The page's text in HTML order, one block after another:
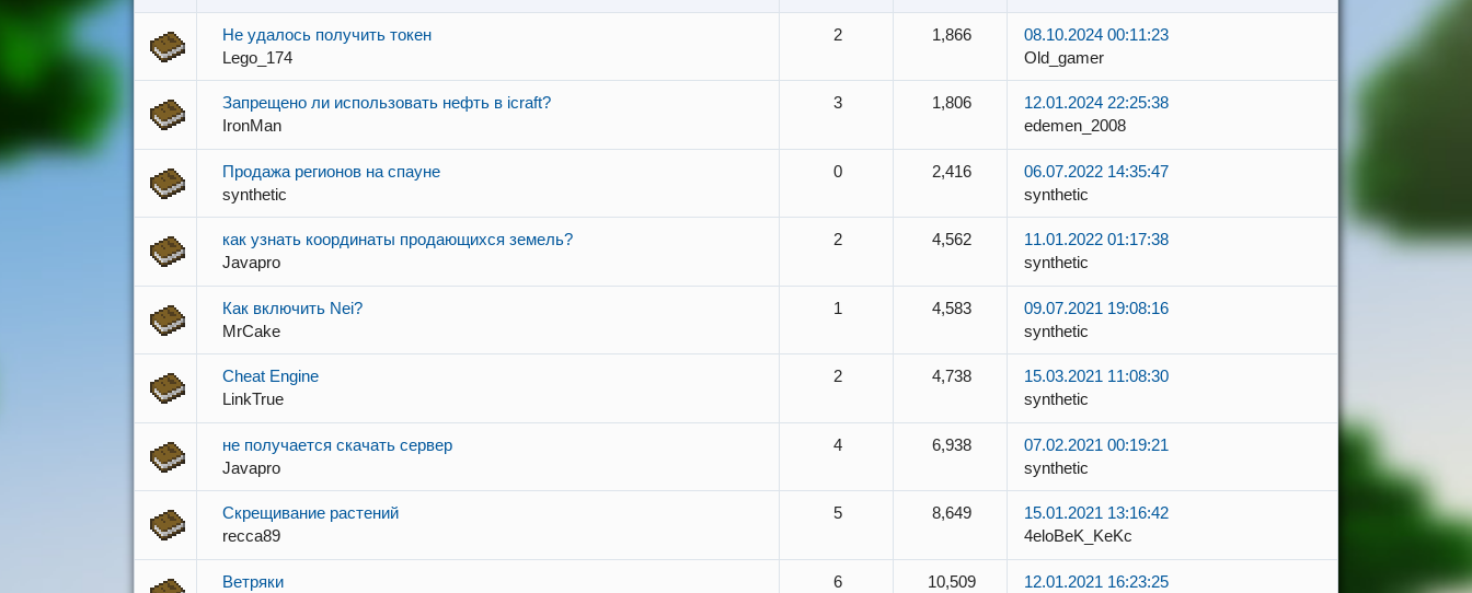
Не удалось получить токен
Lego_174
2 1,866
08.10.2024 00:11:23
Old_gamer
Запрещено ли использовать нефть в icraft?
IronMan
3 1,806
12.01.2024 22:25:38
edemen_2008
Продажа регионов на спауне
synthetic
0 2,416
06.07.2022 14:35:47
synthetic
как узнать координаты продающихся земель?
Javapro
2 4,562
11.01.2022 01:17:38
synthetic
Как включить Nei?
MrCake
1 4,583
09.07.2021 19:08:16
synthetic
Cheat Engine
LinkTrue
2 4,738
15.03.2021 11:08:30
synthetic
не получается скачать сервер
Javapro
4 6,938
07.02.2021 00:19:21
synthetic
Скрещивание растений
recca89
5 8,649
15.01.2021 13:16:42
4eloBeK_KeKc
Ветряки
6 10,509
12.01.2021 16:23:25